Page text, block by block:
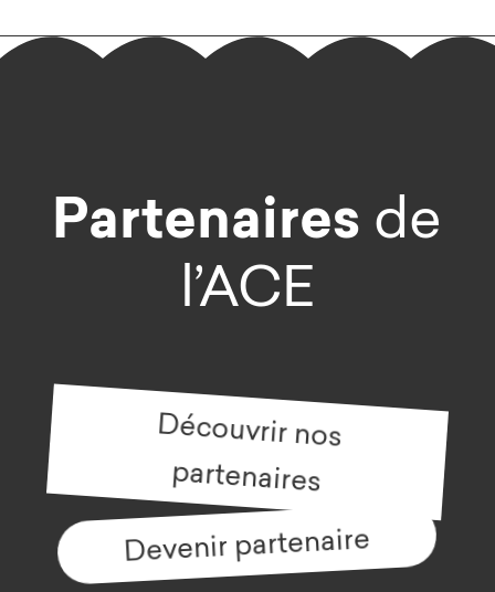
Partenaires de
l’ACE
Découvrir nos
partenaires
Devenir partenaire